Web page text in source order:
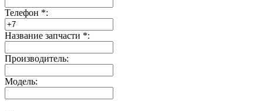
Телефон *:
Название запчасти *:
Производитель:
Модель: